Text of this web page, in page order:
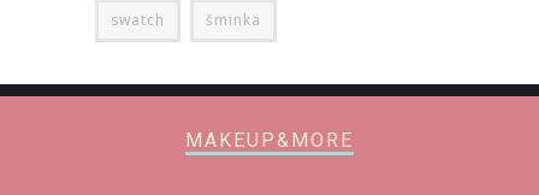
swatch šminka
MAKEUP&MORE